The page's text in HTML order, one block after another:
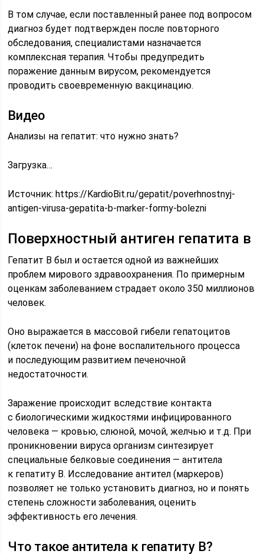
В том случае, если поставленный ранее под вопросом
диагноз будет подтвержден после повторного
обследования, специалистами назначается
комплексная терапия. Чтобы предупредить
поражение данным вирусом, рекомендуется
проводить своевременную вакцинацию.
Видео
Анализы на гепатит: что нужно знать?
Загрузка…
Источник:https://KardioBit.ru/gepatit/poverhnostnyj-
antigen-virusa-gepatita-b-marker-formy-bolezni
Поверхностный антиген гепатита в
Гепатит В был и остается одной из важнейших
проблем мирового здравоохранения. По примерным
оценкам заболеванием страдает около 350 миллионов
человек.
Оно выражается в массовой гибели гепатоцитов
(клеток печени) на фоне воспалительного процесса
и последующим развитием печеночной
недостаточности.
Заражение происходит вследствие контакта
с биологическими жидкостями инфицированного
человека — кровью, слюной, мочой, желчью и т.д. При
проникновении вируса организм синтезирует
специальные белковые соединения — антитела
к гепатиту В. Исследование антител (маркеров)
позволяет не только установить диагноз, но и понять
степень сложности заболевания, оценить
эффективность его лечения.
Что такое антитела к гепатиту В?